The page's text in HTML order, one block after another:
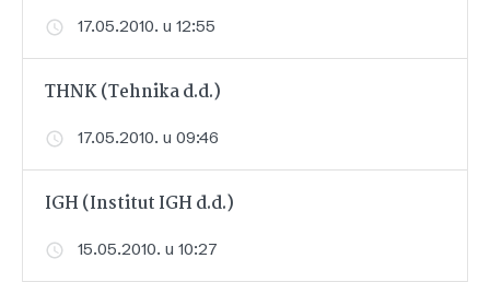
17.05.2010. u 12:55
THNK (Tehnika d.d.)
17.05.2010. u 09:46
IGH (Institut IGH d.d.)
15.05.2010. u 10:27